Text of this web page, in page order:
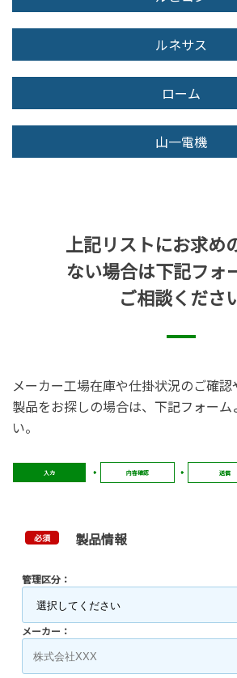
ルネサス
ローム
山一電機
上記リストにお求め
ない場合は下記フォ
ご相談くださ
メーカー工場在庫や仕掛状況のご確
製品をお探しの場合は、下記フォーム
い。
入力 内容確認 送信
必須 製品情報
管理区分：
メーカー：